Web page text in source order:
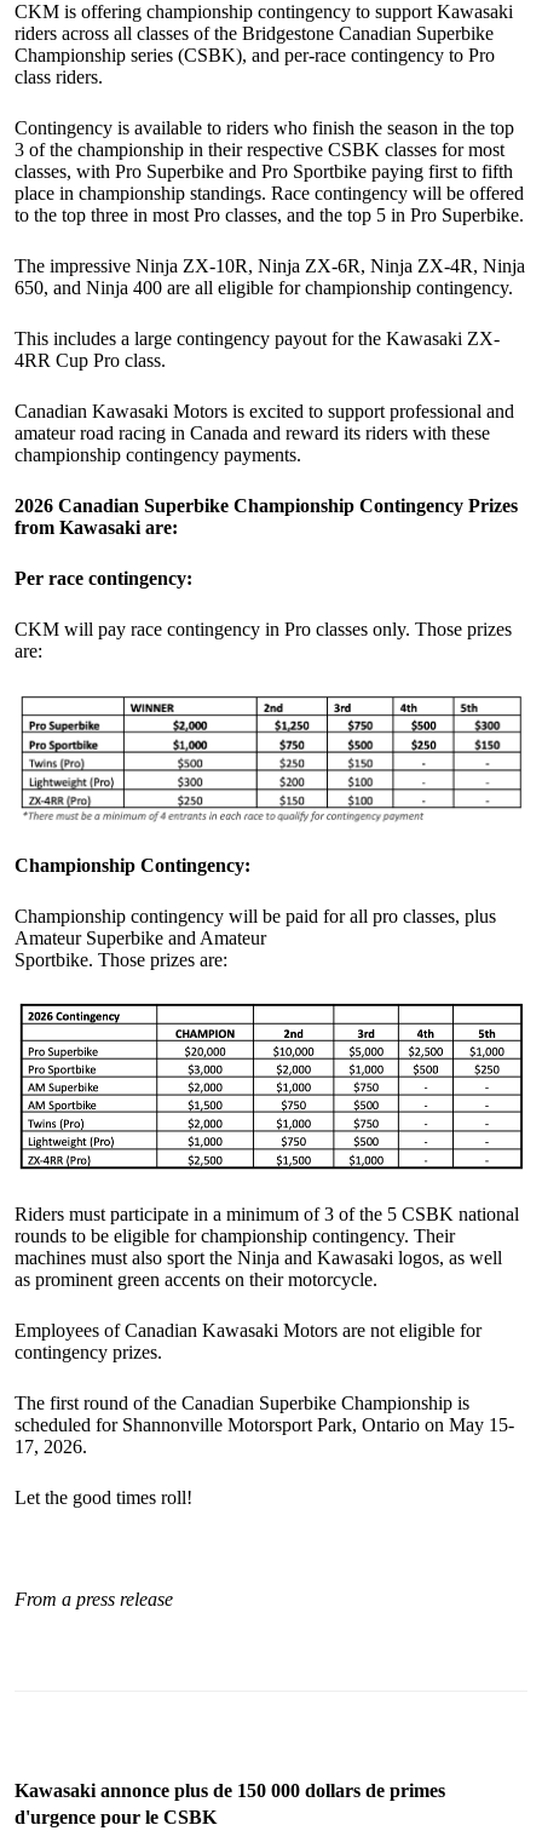
CKM is offering championship contingency to support Kawasaki
riders across all classes of the Bridgestone Canadian Superbike
Championship series (CSBK), and per-race contingency to Pro
class riders.
Contingency is available to riders who finish the season in the top
3 of the championship in their respective CSBK classes for most
classes, with Pro Superbike and Pro Sportbike paying first to fifth
place in championship standings. Race contingency will be offered
to the top three in most Pro classes, and the top 5 in Pro Superbike.
The impressive Ninja ZX-10R, Ninja ZX-6R, Ninja ZX-4R, Ninja
650, and Ninja 400 are all eligible for championship contingency.
This includes a large contingency payout for the Kawasaki ZX-
4RR Cup Pro class.
Canadian Kawasaki Motors is excited to support professional and
amateur road racing in Canada and reward its riders with these
championship contingency payments.
2026 Canadian Superbike Championship Contingency Prizes
from Kawasaki are:
Per race contingency:
CKM will pay race contingency in Pro classes only. Those prizes
are:
Championship Contingency:
Championship contingency will be paid for all pro classes, plus
Amateur Superbike and Amateur
Sportbike. Those prizes are:
Riders must participate in a minimum of 3 of the 5 CSBK national
rounds to be eligible for championship contingency. Their
machines must also sport the Ninja and Kawasaki logos, as well
as prominent green accents on their motorcycle.
Employees of Canadian Kawasaki Motors are not eligible for
contingency prizes.
The first round of the Canadian Superbike Championship is
scheduled for Shannonville Motorsport Park, Ontario on May 15-
17, 2026.
Let the good times roll!
From a press release
Kawasaki annonce plus de 150 000 dollars de primes
d'urgence pour le CSBK